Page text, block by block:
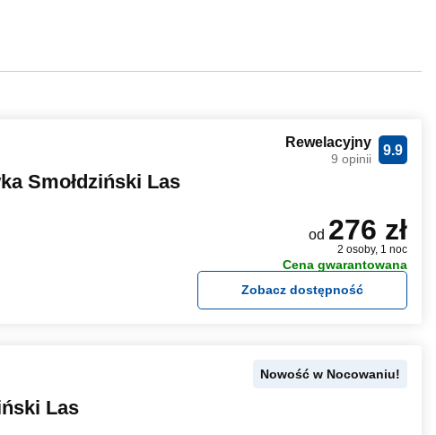
Smołdziński Las
9.9
Rewelacyjny
9 opinii
od 276 zł
2 osoby, 1 noc
Cena gwarantowana
Zobacz dostępność
Las
Nowość w Nocowaniu!